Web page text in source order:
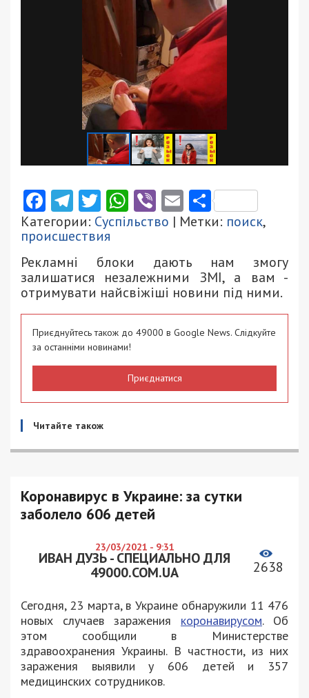
Facebook
Telegram
Twitter
WhatsApp
ViberEmail
Категории: Суспільство | Метки: поиск,
происшествия
Рекламні блоки дають нам змогу
залишатися незалежними ЗМІ, а вам -
отримувати найсвіжіші новини під ними.
Приєднуйтесь також до 49000 в Google News. Слідкуйте
за останніми новинами!
Приєднатися
Читайте також
Коронавирус в Украине: за сутки
заболело 606 детей
23/03/2021 - 9:31
ИВАН ДУЗЬ - СПЕЦИАЛЬНО ДЛЯ
49000.COM.UA
2638
Сегодня, 23 марта, в Украине обнаружили 11 476
новых случаев заражения коронавирусом. Об
этом сообщили в Министерстве
здравоохранения Украины. В частности, из них
заражения выявили у 606 детей и 357
медицинских сотрудников.